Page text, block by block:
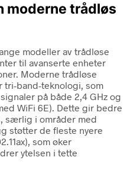
moderne trådløs
modeller av trådløse
til avanserte enheter
Moderne trådløse
tri-band-teknologi, som
på både 2,4 GHz og
WiFi 6E). Dette gir bedre
særlig i områder med
støtter de fleste nyere
som øker
ytelsen i tette